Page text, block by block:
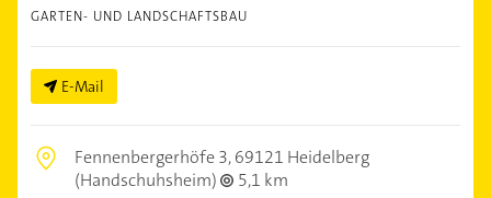
GARTEN- UND LANDSCHAFTSBAU
E-Mail
Fennenbergerhöfe 3,69121 Heidelberg
(Handschuhsheim)
5,1 km